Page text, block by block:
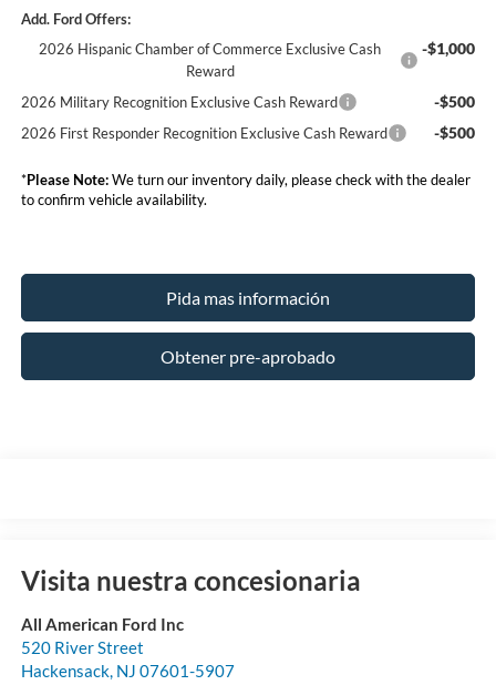
Add. Ford Offers:
2026 Hispanic Chamber of Commerce Exclusive Cash
Reward
-$1,000
2026 Military Recognition Exclusive Cash Reward -$500
2026 First Responder Recognition Exclusive Cash Reward -$500
*Please Note:We turn our inventory daily, please check with the dealer
to confirm vehicle availability.
Pida mas información
Obtener pre-aprobado
Visita nuestra concesionaria
All American Ford Inc
520 River Street
Hackensack, NJ 07601-5907